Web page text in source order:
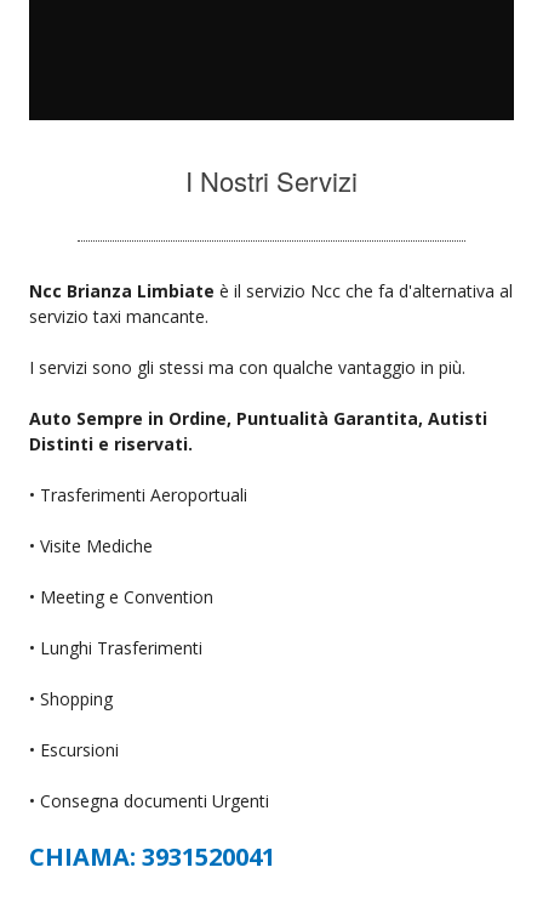
I Nostri Servizi
Ncc Brianza Limbiate è il servizio Ncc che fa d'alternativa al
servizio taxi mancante.
I servizi sono gli stessi ma con qualche vantaggio in più.
Auto Sempre in Ordine, Puntualità Garantita, Autisti
Distinti e riservati.
• Trasferimenti Aeroportuali
• Visite Mediche
• Meeting e Convention
• Lunghi Trasferimenti
• Shopping
• Escursioni
• Consegna documenti Urgenti
CHIAMA: 3931520041